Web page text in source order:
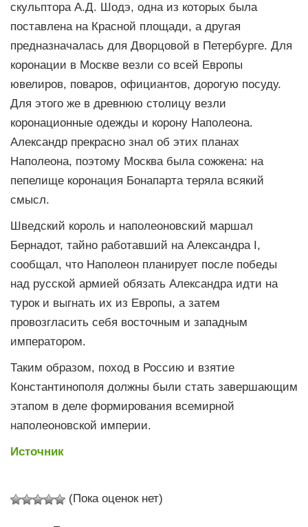
скульптора А.Д. Шодэ, одна из которых была
поставлена на Красной площади, а другая
предназначалась для Дворцовой в Петербурге. Для
коронации в Москве везли со всей Европы
ювелиров, поваров, официантов, дорогую посуду.
Для этого же в древнюю столицу везли
коронационные одежды и корону Наполеона.
Александр прекрасно знал об этих планах
Наполеона, поэтому Москва была сожжена: на
пепелище коронация Бонапарта теряла всякий
смысл.
Шведский король и наполеоновский маршал
Бернадот, тайно работавший на Александра I,
сообщал, что Наполеон планирует после победы
над русской армией обязать Александра идти на
турок и выгнать их из Европы, а затем
провозгласить себя восточным и западным
императором.
Таким образом, поход в Россию и взятие
Константинополя должны были стать завершающим
этапом в деле формирования всемирной
наполеоновской империи.
Источник
(Пока оценок нет)